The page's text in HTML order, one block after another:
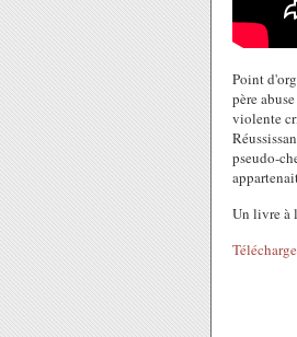
Point
père
violente
pseudo-
Un livre à